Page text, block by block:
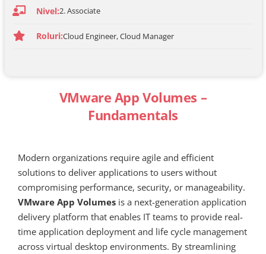
VMware App Volumes –
Fundamentals
Modern organizations require agile and efficient
solutions to deliver applications to users without
compromising performance, security, or manageability.
VMware App Volumes is a next-generation application
delivery platform that enables IT teams to provide real-
time application deployment and life cycle management
across virtual desktop environments. By streamlining
Nivel:2. Associate
Roluri:Cloud Engineer, Cloud Manager